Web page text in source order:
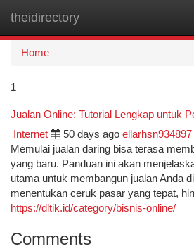
theidirectory
Home
1
Jualan Online: Tutorial Lengkap untuk
Internet 50 days ago ellarhsn934897
Memulai jualan daring bisa terasa
yang baru. Panduan ini akan
utama untuk membangun jualan Anda
menentukan ceruk pasar yang tepat,
https://dltik.id/category/bisnis-online/
Comments